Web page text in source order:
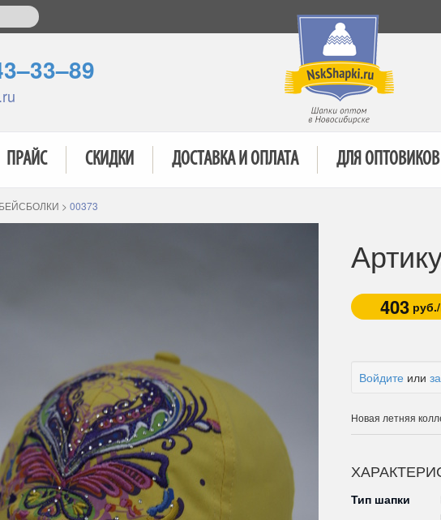
ПРАЙС СКИДКИ ДОСТАВКА И ОПЛАТА ДЛЯ ОПТОВИКОВ
БЕЙСБОЛКИ > 00373
403
Войдите или
Новая летняя
Тип шапки